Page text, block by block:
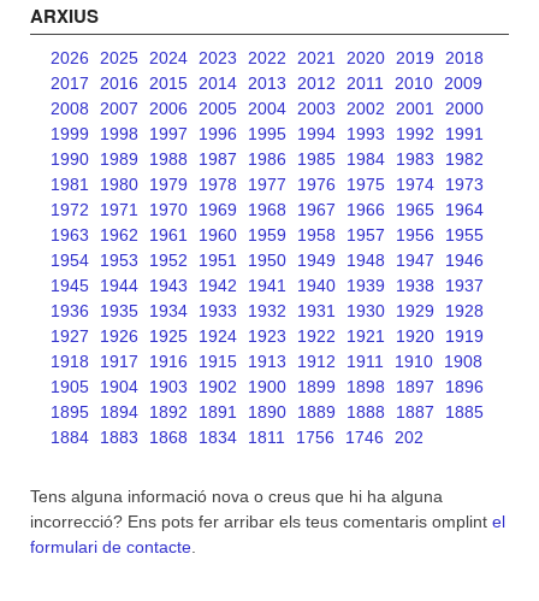
ARXIUS
2026 2025 2024 2023 2022 2021 2020 2019
2018
2017
2016 2015 2014 2013 2012 2011 2010
2009
2008
2007 2006 2005 2004 2003 2002 2001
2000
1999
1998 1997 1996 1995 1994 1993 1992
1991
1990
1989 1988 1987 1986 1985 1984 1983
1982
1981
1980 1979 1978 1977 1976 1975 1974
1973
1972
1971 1970 1969 1968 1967 1966 1965
1964
1963
1962 1961 1960 1959 1958 1957 1956
1955
1954
1953 1952 1951 1950 1949 1948 1947
1946
1945
1944 1943 1942 1941 1940 1939 1938
1937
1936
1935 1934 1933 1932 1931 1930 1929
1928
1927
1926 1925 1924 1923 1922 1921 1920
1919
1918
1917 1916 1915 1913 1912 1911 1910
1908
1905
1904 1903 1902 1900 1899 1898 1897
1896
1895
1894 1892 1891 1890 1889 1888 1887
1885
1884
1883 1868 1834 1811 1756 1746 202
Tens alguna informació nova o creus que hi ha alguna
incorrecció? Ens pots fer arribar els teus comentaris omplint el
formulari de contacte